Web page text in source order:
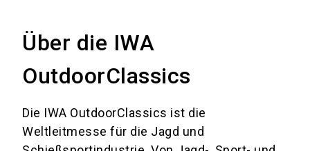
Über die IWA
OutdoorClassics
Die IWA OutdoorClassics ist die
Weltleitmesse für die Jagd und